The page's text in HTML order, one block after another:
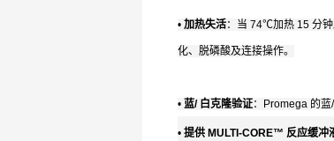
• 加热失活：当 74℃加热 15 分
化、脱磷酸及连接操作。
• 蓝/ 白克隆验证：Promega 的
• 提供 MULTI-CORE™ 反应缓冲